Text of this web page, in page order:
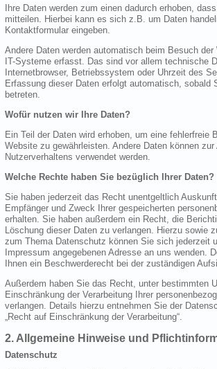
Ihre Daten werden zum einen dadurch erhoben,
mitteilen. Hierbei kann es sich z.B. um Daten
Kontaktformular eingeben.
Andere Daten werden automatisch beim Besuch
IT-Systeme erfasst. Das sind vor allem technische
Internetbrowser, Betriebssystem oder Uhrzeit des
Erfassung dieser Daten erfolgt automatisch, sobald
betreten.
Wofür nutzen wir Ihre Daten?
Ein Teil der Daten wird erhoben, um eine fehlerfreie
Website zu gewährleisten. Andere Daten können
Nutzerverhaltens verwendet werden.
Welche Rechte haben Sie bezüglich Ihrer Daten?
Sie haben jederzeit das Recht unentgeltlich
Empfänger und Zweck Ihrer gespeicherten
erhalten. Sie haben außerdem ein Recht, die
Löschung dieser Daten zu verlangen. Hierzu sowie
zum Thema Datenschutz können Sie sich jederzeit
Impressum angegebenen Adresse an uns wenden.
Ihnen ein Beschwerderecht bei der zuständigen
Außerdem haben Sie das Recht, unter bestimmten
Einschränkung der Verarbeitung Ihrer
verlangen. Details hierzu entnehmen Sie der
„Recht auf Einschränkung der Verarbeitung“.
2. Allgemeine Hinweise und
Datenschutz